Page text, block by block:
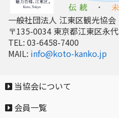
一般社団法人 江東区観光協会
〒135-0034 東京都江東区永
TEL: 03-6458-7400
MAIL: info@koto-kanko.jp
当協会について
会員一覧